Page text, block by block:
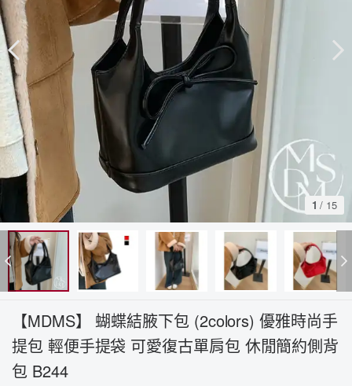
1 / 15
【MDMS】 蝴蝶結腋下包 (2colors) 優雅時尚手
提包 輕便手提袋 可愛復古單肩包 休閒簡約側背
包 B244